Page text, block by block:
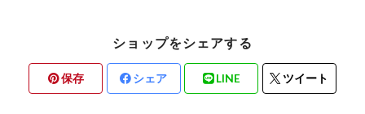
素材・ハンドメイド
ショップをシェアする
保存 シェア LINE ツイート